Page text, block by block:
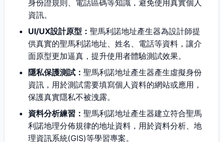
身份證規則、電話區碼等知識，避免使用真實個人
資訊。
UI/UX設計原型： 聖馬利諾地址產生器為設計師提
供真實的聖馬利諾地址、姓名、電話等資料，讓介
面原型更加逼真，提升使用者體驗測試效果。
隱私保護測試： 聖馬利諾地址產生器產生虛擬身份
資訊，用於測試需要填寫個人資料的網站或應用，
保護真實隱私不被洩露。
資料分析練習： 聖馬利諾地址產生器建立符合聖馬
利諾地理分佈規律的地址資料，用於資料分析、地
理資訊系統(GIS)等學習專案。